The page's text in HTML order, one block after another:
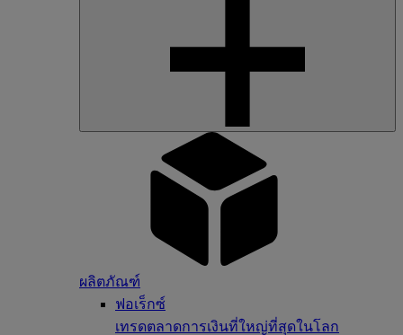
ผลิตภัณฑ์
ฟอเร็กซ์
เทรดตลาดการเงินที่ใหญ่ที่สุดในโลก